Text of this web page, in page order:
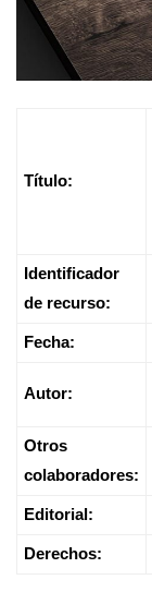
Título:
Identificador
de recurso:
Fecha:
Autor:
Otros
colaboradores:
Editorial:
Derechos: